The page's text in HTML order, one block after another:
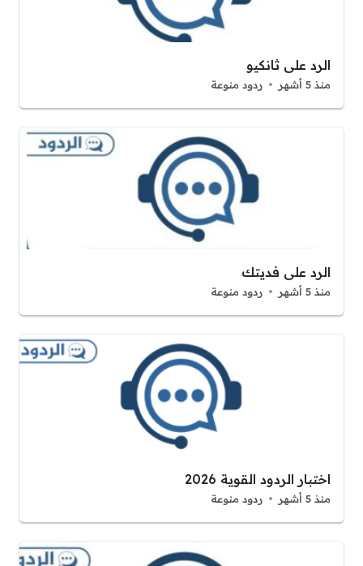
الرد على ثانكيو
منذ 5 أشهر ردود منوعة
الرد على فديتك
منذ 5 أشهر ردود منوعة
اختبار الردود القوية 2026
منذ 5 أشهر ردود منوعة